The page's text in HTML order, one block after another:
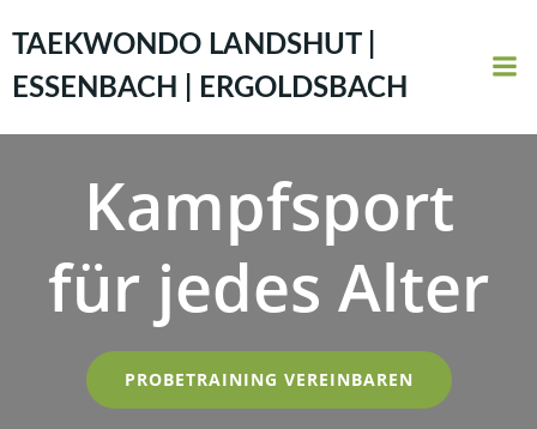
Inhalt
springen
TAEKWONDO LANDSHUT |
ESSENBACH | ERGOLDSBACH
Kampfsport
für jedes Alter
PROBETRAINING VEREINBAREN